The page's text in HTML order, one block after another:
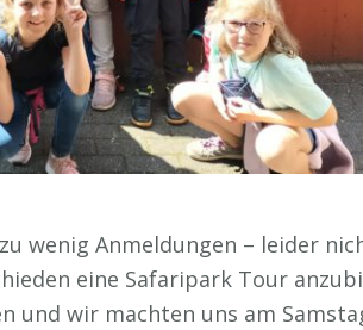
wenig Anmeldungen – leider
eine Safaripark Tour
und wir machten uns am